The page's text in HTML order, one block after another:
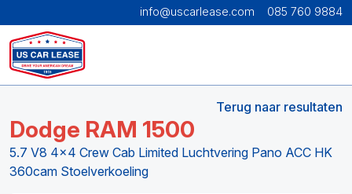
info@uscarlease.com 085 760 9884
Terug naar resultaten
Dodge RAM 1500
5.7 V8 4x4 Crew Cab Limited Luchtvering Pano ACC HK
360cam Stoelverkoeling